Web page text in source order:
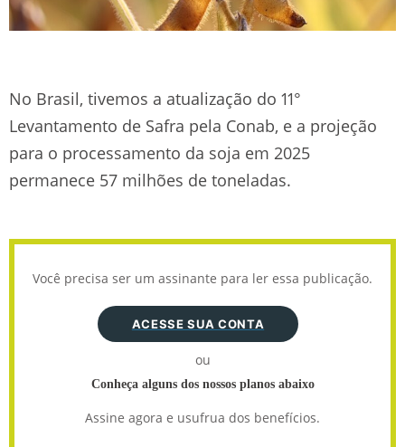
No Brasil, tivemos a atualização do 11°
Levantamento de Safra pela Conab, e a projeção
para o processamento da soja em 2025
permanece 57 milhões de toneladas.
Você precisa ser um assinante para ler essa publicação.
ACESSE SUA CONTA
ou
Conheça alguns dos nossos planos abaixo
Assine agora e usufrua dos benefícios.